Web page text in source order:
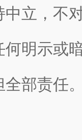
立，不
明示或
全部责任